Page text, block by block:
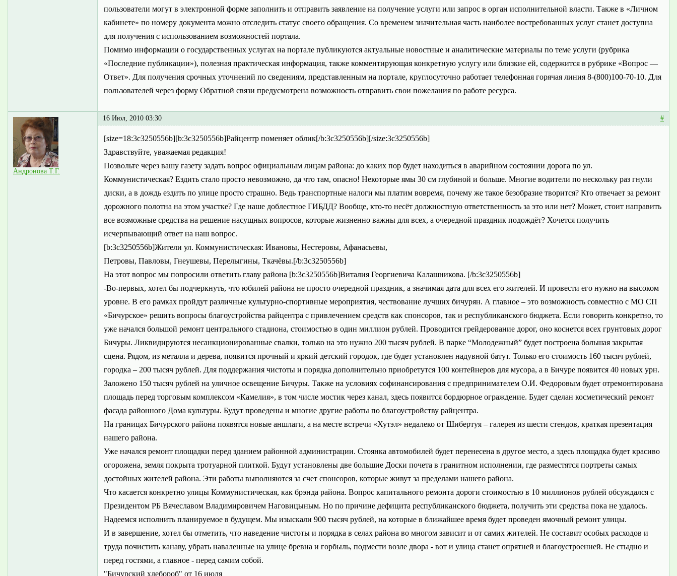
пользователи могут в электронной форме заполнить и отправить заявление на получение услуги или запрос в орган исполнительной власти. Также в «Личном
кабинете» по номеру документа можно отследить статус своего обращения. Со временем значительная часть наиболее востребованных услуг станет доступна
для получения с использованием возможностей портала.
Помимо информации о государственных услугах на портале публикуются актуальные новостные и аналитические материалы по теме услуги (рубрика
«Последние публикации»), полезная практическая информация, также комментирующая конкретную услугу или близкие ей, содержится в рубрике «Вопрос —
Ответ». Для получения срочных уточнений по сведениям, представленным на портале, круглосуточно работает телефонная горячая линия 8-(800)100-70-10. Для
пользователей через форму Обратной связи предусмотрена возможность отправить свои пожелания по работе ресурса.
Андронова Т.Г.
16 Июл, 2010 03:30 #
[size=18:3c3250556b][b:3c3250556b]Райцентр поменяет облик[/b:3c3250556b][/size:3c3250556b]
Здравствуйте, уважаемая редакция!
Позвольте через вашу газету задать вопрос официальным лицам района: до каких пор будет находиться в аварийном состоянии дорога по ул.
Коммунистическая? Ездить стало просто невозможно, да что там, опасно! Некоторые ямы 30 см глубиной и больше. Многие водители по нескольку раз гнули
диски, а в дождь ездить по улице просто страшно. Ведь транспортные налоги мы платим вовремя, почему же такое безобразие творится? Кто отвечает за ремонт
дорожного полотна на этом участке? Где наше доблестное ГИБДД? Вообще, кто-то несёт должностную ответственность за это или нет? Может, стоит направить
все возможные средства на решение насущных вопросов, которые жизненно важны для всех, а очередной праздник подождёт? Хочется получить
исчерпывающий ответ на наш вопрос.
[b:3c3250556b]Жители ул. Коммунистическая: Ивановы, Нестеровы, Афанасьевы,
Петровы, Павловы, Гнеушевы, Перелыгины, Ткачёвы.[/b:3c3250556b]
На этот вопрос мы попросили ответить главу района [b:3c3250556b]Виталия Георгиевича Калашникова. [/b:3c3250556b]
-Во-первых, хотел бы подчеркнуть, что юбилей района не просто очередной праздник, а значимая дата для всех его жителей. И провести его нужно на высоком
уровне. В его рамках пройдут различные культурно-спортивные мероприятия, чествование лучших бичурян. А главное – это возможность совместно с МО СП
«Бичурское» решить вопросы благоустройства райцентра с привлечением средств как спонсоров, так и республиканского бюджета. Если говорить конкретно, то
уже начался большой ремонт центрального стадиона, стоимостью в один миллион рублей. Проводится грейдерование дорог, оно коснется всех грунтовых дорог
Бичуры. Ликвидируются несанкционированные свалки, только на это нужно 200 тысяч рублей. В парке “Молодежный” будет построена большая закрытая
сцена. Рядом, из металла и дерева, появится прочный и яркий детский городок, где будет установлен надувной батут. Только его стоимость 160 тысяч рублей,
городка – 200 тысяч рублей. Для поддержания чистоты и порядка дополнительно приобретутся 100 контейнеров для мусора, а в Бичуре появится 40 новых урн.
Заложено 150 тысяч рублей на уличное освещение Бичуры. Также на условиях софинансирования с предпринимателем О.И. Федоровым будет отремонтирована
площадь перед торговым комплексом «Камелия», в том числе мостик через канал, здесь появится бордюрное ограждение. Будет сделан косметический ремонт
фасада районного Дома культуры. Будут проведены и многие другие работы по благоустройству райцентра.
На границах Бичурского района появятся новые аншлаги, а на месте встречи «Хутэл» недалеко от Шибертуя – галерея из шести стендов, краткая презентация
нашего района.
Уже начался ремонт площадки перед зданием районной администрации. Стоянка автомобилей будет перенесена в другое место, а здесь площадка будет красиво
огорожена, земля покрыта тротуарной плиткой. Будут установлены две большие Доски почета в гранитном исполнении, где разместятся портреты самых
достойных жителей района. Эти работы выполняются за счет спонсоров, которые живут за пределами нашего района.
Что касается конкретно улицы Коммунистическая, как брэнда района. Вопрос капитального ремонта дороги стоимостью в 10 миллионов рублей обсуждался с
Президентом РБ Вячеславом Владимировичем Наговицыным. Но по причине дефицита республиканского бюджета, получить эти средства пока не удалось.
Надеемся исполнить планируемое в будущем. Мы изыскали 900 тысяч рублей, на которые в ближайшее время будет проведен ямочный ремонт улицы.
И в завершение, хотел бы отметить, что наведение чистоты и порядка в селах района во многом зависит и от самих жителей. Не составит особых расходов и
труда почистить канаву, убрать наваленные на улице бревна и горбыль, подмести возле двора - вот и улица станет опрятней и благоустроенней. Не стыдно и
перед гостями, а главное - перед самим собой.
"Бичурский хлебороб" от 16 июля